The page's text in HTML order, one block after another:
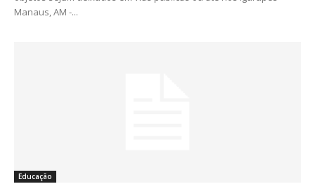
Manaus, AM -...
Educação